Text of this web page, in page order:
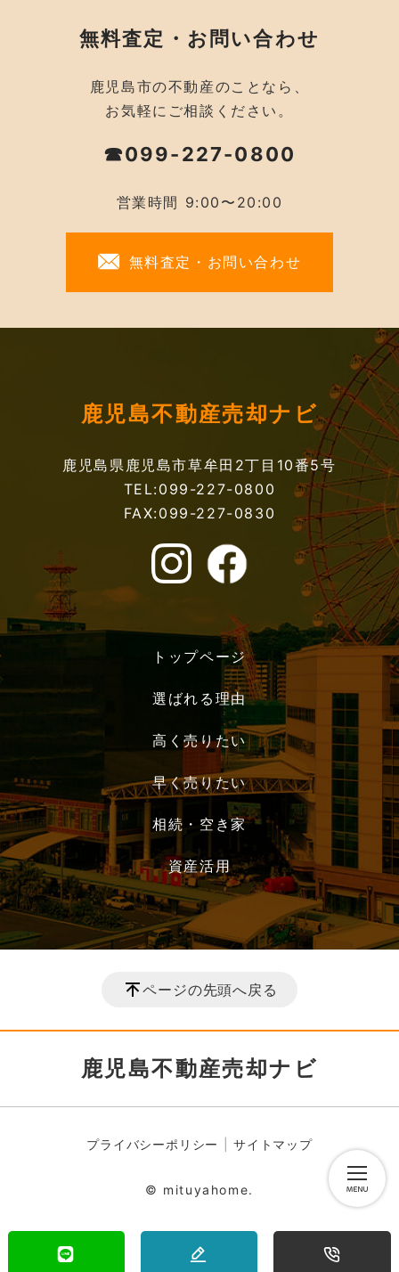
無料査定・お問い合わせ
鹿児島市の不動産のことなら、
お気軽にご相談ください。
☎099-227-0800
営業時間 9:00〜20:00
無料査定・お問い合わせ
鹿児島不動産売却ナビ
鹿児島県鹿児島市草牟田2丁目10番5号
TEL:099-227-0800
FAX:099-227-0830
トップページ
選ばれる理由
高く売りたい
早く売りたい
相続・空き家
資産活用
ページの先頭へ戻る
鹿児島不動産売却ナビ
プライバシーポリシー サイトマップ
© mituyahome.